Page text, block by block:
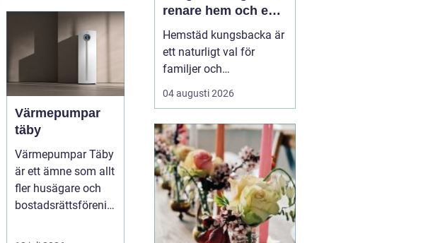
Värmepumpar
täby
Värmepumpar Täby
är ett ämne som allt
fler husägare och
bostadsrättsförenin
för n...
renare hem och en
lugnare vardag
Hemstäd kungsbacka är
ett naturligt val för
familjer och
yrkesverksamma som
vill ha ett rent hem utan
Många upptäcker hur
mycket energi som
frigörs när de låter en
professionell städpartner
ta hand om
dammsugning,
moppning och d...
04 augusti 2026